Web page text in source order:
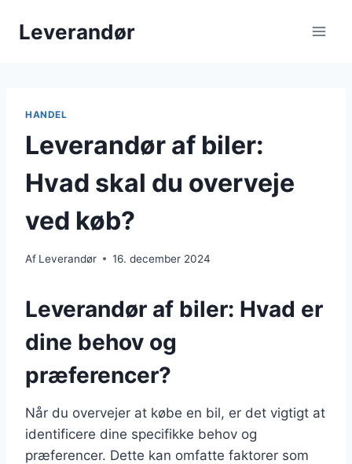
Leverandør
HANDEL
Leverandør af biler:
Hvad skal du overveje
ved køb?
Af Leverandør 16. december 2024
Leverandør af biler: Hvad er
dine behov og
præferencer?
Når du overvejer at købe en bil, er det vigtigt at
identificere dine specifikke behov og
præferencer. Dette kan omfatte faktorer som